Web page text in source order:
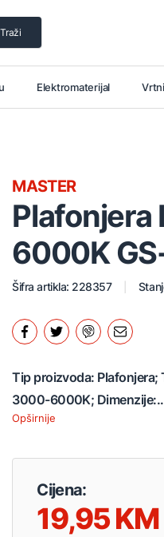
Traži
Elektromaterijal
Plafonjera
6000K
MASTER
Šifra artikla: 228357
Tip proizvoda: Plafonjera;
3000-6000K;
Opširnije
Cijena:
19,95